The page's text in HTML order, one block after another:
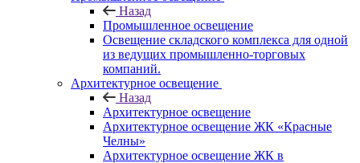
Назад
Промышленное освещение
Освещение складского комплекса для одной
из ведущих промышленно-торговых
компаний.
Архитектурное освещение
Назад
Архитектурное освещение
Архитектурное освещение ЖК «Красные
Челны»
Архитектурное освещение ЖК в